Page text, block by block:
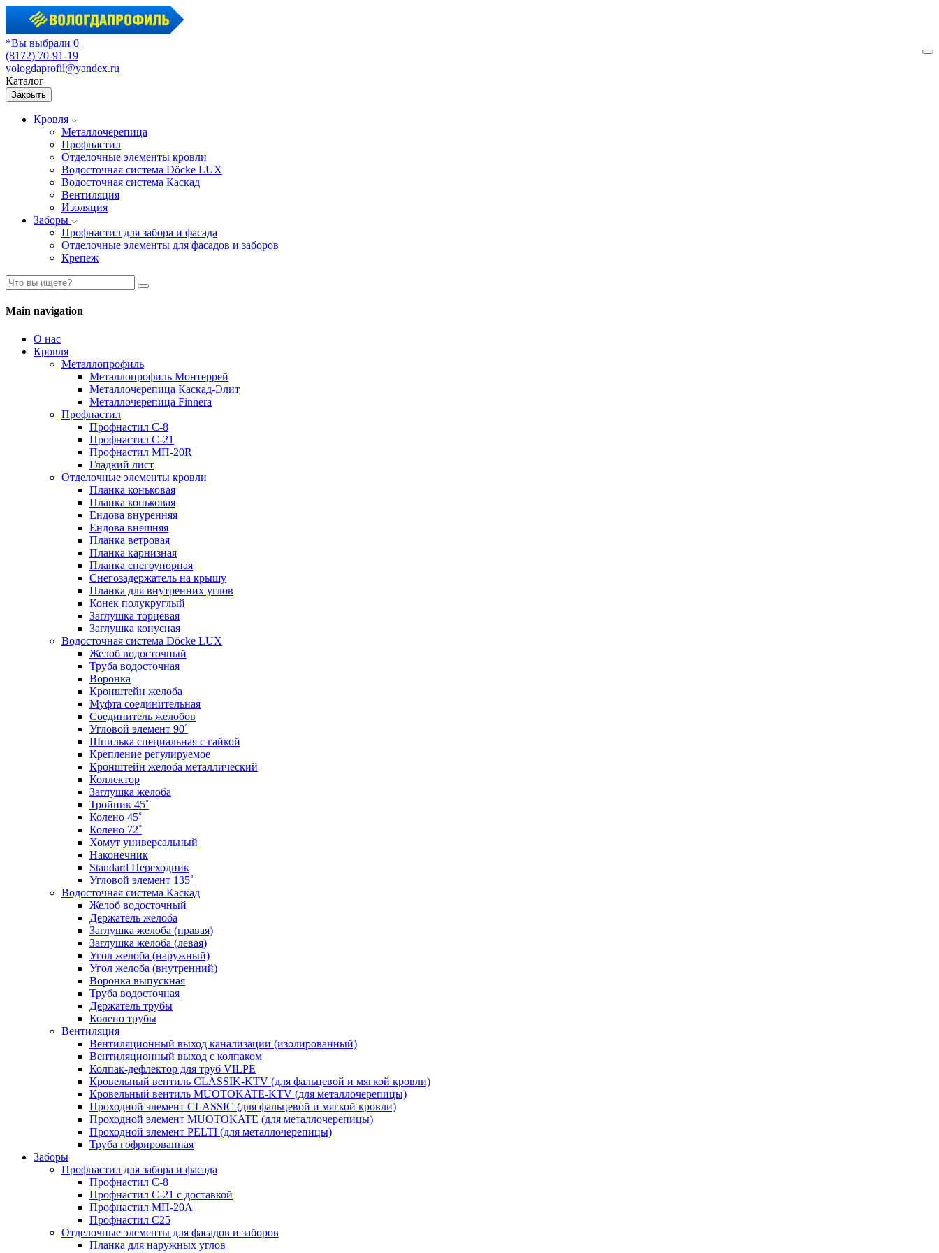
*Вы выбрали 0
(8172) 70-91-19
vologdaprofil@yandex.ru
Каталог
Закрыть
Кровля
Металлочерепица
Профнастил
Отделочные элементы кровли
Водосточная система Döcke LUX
Водосточная система Каскад
Вентиляция
Изоляция
Заборы
Профнастил для забора и фасада
Отделочные элементы для фасадов и заборов
Крепеж
Main navigation
О нас
Кровля
Металлопрофиль
Металлопрофиль Монтеррей
Металлочерепица Каскад-Элит
Металлочерепица Finnera
Профнастил
Профнастил С-8
Профнастил С-21
Профнастил МП-20R
Гладкий лист
Отделочные элементы кровли
Планка коньковая
Планка коньковая
Ендова внуренняя
Ендова внешняя
Планка ветровая
Планка карнизная
Планка снегоупорная
Снегозадержатель на крышу
Планка для внутренних углов
Конек полукруглый
Заглушка торцевая
Заглушка конусная
Водосточная система Döcke LUX
Желоб водосточный
Труба водосточная
Воронка
Кронштейн желоба
Муфта соединительная
Соединитель желобов
Угловой элемент 90˚
Шпилька специальная с гайкой
Крепление регулируемое
Кронштейн желоба металлический
Коллектор
Заглушка желоба
Тройник 45˚
Колено 45˚
Колено 72˚
Хомут универсальный
Наконечник
Standard Переходник
Угловой элемент 135˚
Водосточная система Каскад
Желоб водосточный
Держатель желоба
Заглушка желоба (правая)
Заглушка желоба (левая)
Угол желоба (наружный)
Угол желоба (внутренний)
Воронка выпускная
Труба водосточная
Держатель трубы
Колено трубы
Вентиляция
Вентиляционный выход канализации (изолированный)
Вентиляционный выход с колпаком
Колпак-дефлектор для труб VILPE
Кровельный вентиль CLASSIK-KTV (для фальцевой и мягкой кровли)
Кровельный вентиль MUOTOKATE-KTV (для металлочерепицы)
Проходной элемент CLASSIC (для фальцевой и мягкой кровли)
Проходной элемент MUOTOKATE (для металлочерепицы)
Проходной элемент PELTI (для металлочерепицы)
Труба гофрированная
Заборы
Профнастил для забора и фасада
Профнастил С-8
Профнастил С-21 с доставкой
Профнастил МП-20А
Профнастил С25
Отделочные элементы для фасадов и заборов
Планка для наружных углов